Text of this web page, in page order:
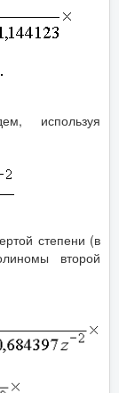
используя
степени (в
второй